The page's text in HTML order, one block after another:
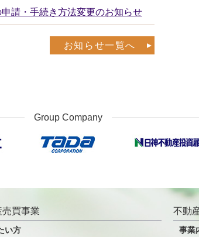
請・手続き方法変更のお知らせ
お知らせ一覧へ
Group Company
買事業
い方
不動
事業